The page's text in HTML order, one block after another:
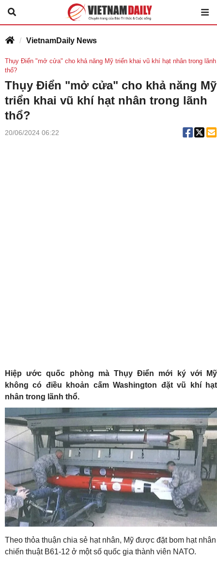
VietnamDaily News
Thụy Điển "mở cửa" cho khả năng Mỹ triển khai vũ khí hạt nhân trong lãnh
thổ?
Thụy Điển "mở cửa" cho khả năng Mỹ
triển khai vũ khí hạt nhân trong lãnh
thổ?
20/06/2024 06:22
Hiệp ước quốc phòng mà Thụy Điển mới ký với Mỹ
không có điều khoản cấm Washington đặt vũ khí hạt
nhân trong lãnh thổ.
Theo thỏa thuận chia sẻ hạt nhân, Mỹ được đặt bom hạt nhân
chiến thuật B61-12 ở một số quốc gia thành viên NATO.